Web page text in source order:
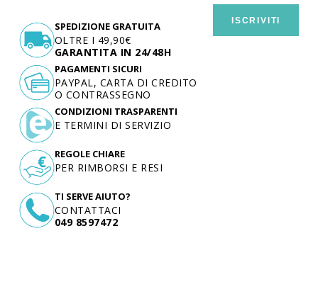
ISCRIVITI
SPEDIZIONE GRATUITA
OLTRE I 49,90€
GARANTITA IN 24/48H
TI SERVE AIUTO?
CONTATTACI
049 8597472
PAGAMENTI SICURI
PAYPAL, CARTA DI CREDITO
O CONTRASSEGNO
CONDIZIONI TRASPARENTI
E TERMINI DI SERVIZIO
REGOLE CHIARE
PER RIMBORSI E RESI